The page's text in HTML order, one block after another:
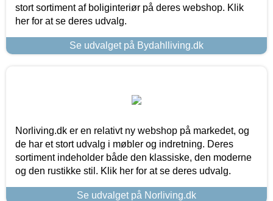
stort sortiment af boliginteriør på deres webshop. Klik
her for at se deres udvalg.
Se udvalget på Bydahlliving.dk
Norliving.dk er en relativt ny webshop på markedet, og
de har et stort udvalg i møbler og indretning. Deres
sortiment indeholder både den klassiske, den moderne
og den rustikke stil. Klik her for at se deres udvalg.
Se udvalget på Norliving.dk